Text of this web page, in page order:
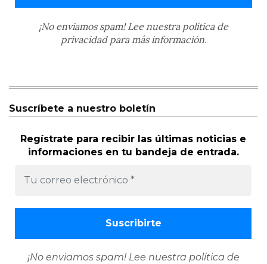
¡No enviamos spam! Lee nuestra política de
privacidadpara más información.
Suscríbete a nuestro boletín
Regístrate para recibir las últimas noticias e
informaciones en tu bandeja de entrada.
¡No enviamos spam! Lee nuestra política de